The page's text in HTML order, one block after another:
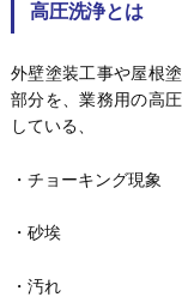
高圧洗浄とは
外壁塗装工事や屋根
部分を、業務用の高
している、
・チョーキング現象
・砂埃
・汚れ